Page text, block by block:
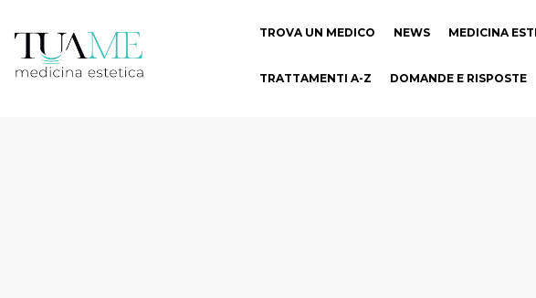
TROVA UN MEDICO NEWS MEDICINA
TRATTAMENTI A-Z DOMANDE E RISPOSTE